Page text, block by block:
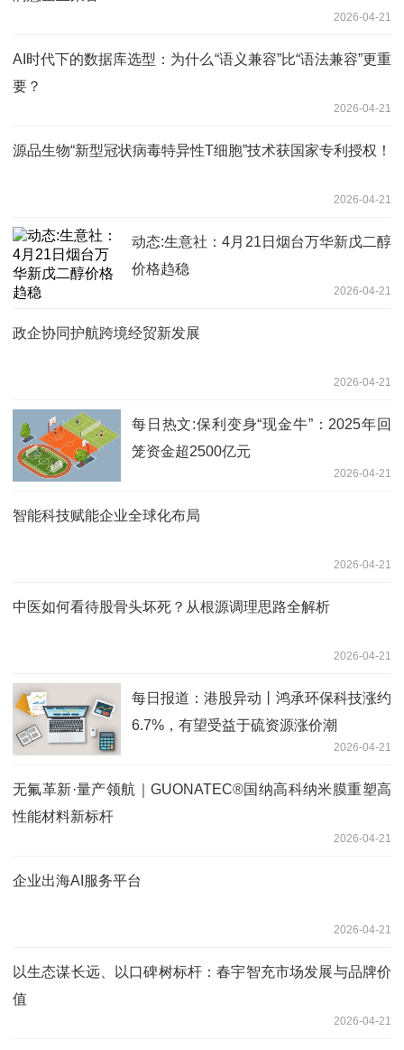
2026-04-21
AI时代下的数据库选型：为什么“语义兼容”比“语法兼容”更重
要？
2026-04-21
源品生物“新型冠状病毒特异性T细胞”技术获国家专利授权！
2026-04-21
动态:生意社：4月21日烟台万华新戊二醇
价格趋稳
2026-04-21
政企协同护航跨境经贸新发展
2026-04-21
每日热文:保利变身“现金牛”：2025年回
笼资金超2500亿元
2026-04-21
智能科技赋能企业全球化布局
2026-04-21
中医如何看待股骨头坏死？从根源调理思路全解析
2026-04-21
每日报道：港股异动丨鸿承环保科技涨约
6.7%，有望受益于硫资源涨价潮
2026-04-21
无氟革新·量产领航｜GUONATEC®国纳高科纳米膜重塑高
性能材料新标杆
2026-04-21
企业出海AI服务平台
2026-04-21
以生态谋长远、以口碑树标杆：春宇智充市场发展与品牌价
值
2026-04-21